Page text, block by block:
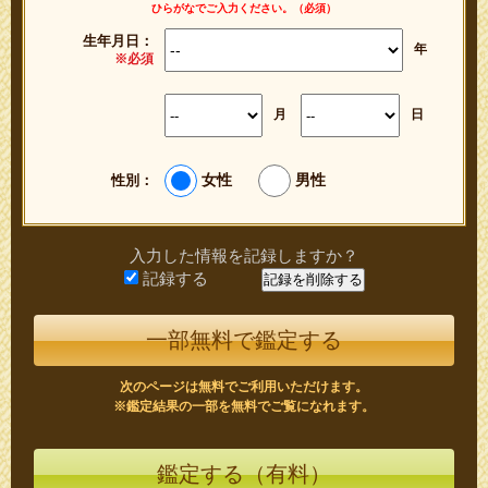
ひらがなでご入力ください。（必須）
生年月日：
※必須
年
月 日
性別： 女性 男性
入力した情報を記録しますか？
記録する
一部無料で鑑定する
次のページは無料でご利用いただけます。
※鑑定結果の一部を無料でご覧になれます。
鑑定する（有料）